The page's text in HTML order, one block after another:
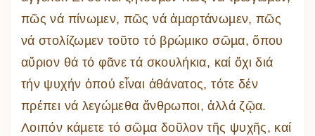
πῶς νά πίνωµεν, πῶς νά ἁµαρτάνωµεν, πῶς
νά στολίζωµεν τοῦτο τό βρώµικο σῶµα, ὅπου
αὔριον θά τό φᾶνε τά σκουλήκια, καί ὄχι διά
τήν ψυχήν ὁπού εἶναι ἀθάνατος, τότε δέν
πρέπει νά λεγώµεθα ἄνθρωποι, ἀλλά ζῷα.
Λοιπόν κάµετε τό σῶµα δοῦλον τῆς ψυχῆς, καί